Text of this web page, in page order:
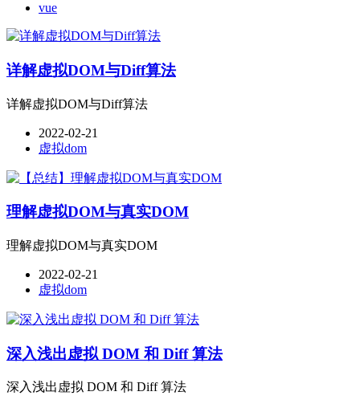
vue
详解虚拟DOM与Diff算法
详解虚拟DOM与Diff算法
2022-02-21
虚拟dom
理解虚拟DOM与真实DOM
理解虚拟DOM与真实DOM
2022-02-21
虚拟dom
深入浅出虚拟 DOM 和 Diff 算法
深入浅出虚拟 DOM 和 Diff 算法